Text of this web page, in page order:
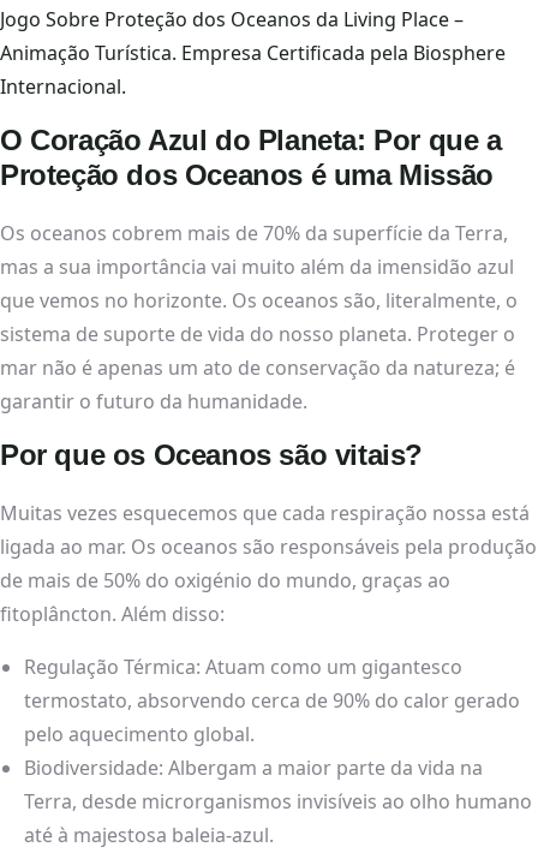
Jogo Sobre Proteção dos Oceanos da Living Place –
Animação Turística. Empresa Certificada pela Biosphere
Internacional.
O Coração Azul do Planeta: Por que a
Proteção dos Oceanos é uma Missão
Os oceanos cobrem mais de 70% da superfície da Terra,
mas a sua importância vai muito além da imensidão azul
que vemos no horizonte. Os oceanos são, literalmente, o
sistema de suporte de vida do nosso planeta. Proteger o
mar não é apenas um ato de conservação da natureza; é
garantir o futuro da humanidade.
Por que os Oceanos são vitais?
Muitas vezes esquecemos que cada respiração nossa está
ligada ao mar. Os oceanos são responsáveis pela produção
de mais de 50% do oxigénio do mundo, graças ao
fitoplâncton. Além disso:
Regulação Térmica: Atuam como um gigantesco
termostato, absorvendo cerca de 90% do calor gerado
pelo aquecimento global.
Biodiversidade: Albergam a maior parte da vida na
Terra, desde microrganismos invisíveis ao olho humano
até à majestosa baleia-azul.